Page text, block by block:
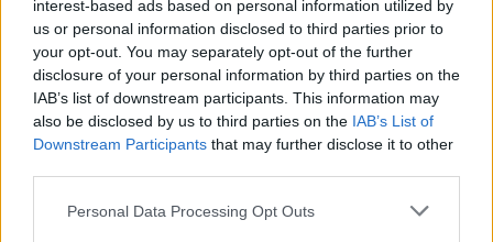
interest-based ads based on personal information utilized by
us or personal information disclosed to third parties prior to
your opt-out. You may separately opt-out of the further
disclosure of your personal information by third parties on the
IAB’s list of downstream participants. This information may
also be disclosed by us to third parties on the IAB’s List of
Downstream Participants that may further disclose it to other
Please note that this website/app uses one or more Google
Personal Data Processing Opt Outs
aki akkor a NASCAR Watkins Glen-i fordulóján
vett részt, a top 10-ben is haladt, végül egy másik
pilóta kiütötte a versenyből.
Viszont minden jel arra utal, hogy az F1 nélkül is